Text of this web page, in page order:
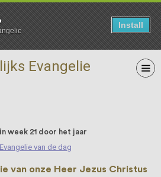
Install
Evangelie 28 Augustus
week 21 door het jaar
van de dag
van onze Heer Jezus Christus